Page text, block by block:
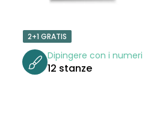
2+1 GRATIS
Dipingere con i numeri
12 stanze